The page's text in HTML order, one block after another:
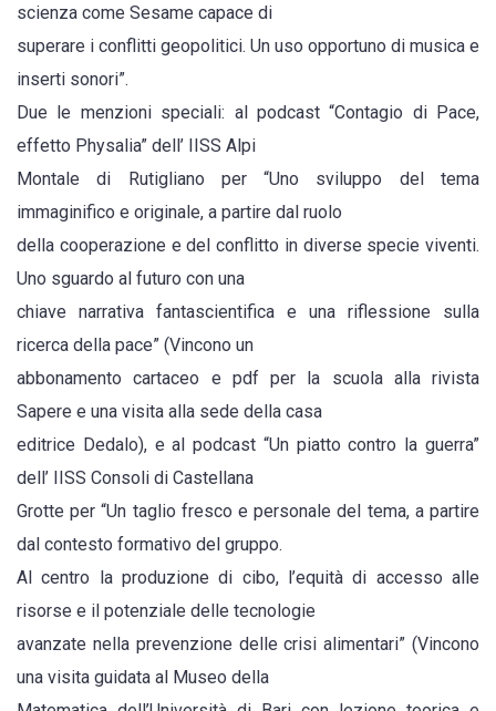
scienza come Sesame capace di
superare i conflitti geopolitici. Un uso opportuno di musica e
inserti sonori”.
Due le menzioni speciali: al podcast “Contagio di Pace,
effetto Physalia” dell’ IISS Alpi
Montale di Rutigliano per “Uno sviluppo del tema
immaginifico e originale, a partire dal ruolo
della cooperazione e del conflitto in diverse specie viventi.
Uno sguardo al futuro con una
chiave narrativa fantascientifica e una riflessione sulla
ricerca della pace” (Vincono un
abbonamento cartaceo e pdf per la scuola alla rivista
Sapere e una visita alla sede della casa
editrice Dedalo), e al podcast “Un piatto contro la guerra”
dell’ IISS Consoli di Castellana
Grotte per “Un taglio fresco e personale del tema, a partire
dal contesto formativo del gruppo.
Al centro la produzione di cibo, l’equità di accesso alle
risorse e il potenziale delle tecnologie
avanzate nella prevenzione delle crisi alimentari” (Vincono
una visita guidata al Museo della